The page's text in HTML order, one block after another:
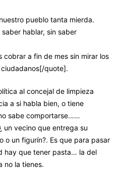
pueblo tanta mierda.
hablar, sin saber
cobrar a fin de mes sin mirar los
quote].
al concejal de limpieza
a si habla bien, o tiene
sabe comportarse……
un vecino que entrega su
o un figurín?. Es que para pasar
hay que tener pasta… la del
no la tienes.